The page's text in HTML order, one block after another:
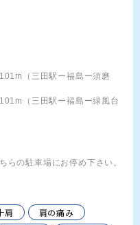
（三田駅ー福島ー須磨
（三田駅ー福島ー緑風台
らの駐車場にお停め下さい。
肩
肩の痛み